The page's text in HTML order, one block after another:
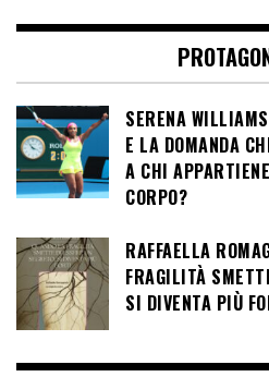
SERENA
E LA DOMANDA
A CHI
CORPO?
RAFFAELLA
FRAGILITÀ
SI DIVENTA PIÙ